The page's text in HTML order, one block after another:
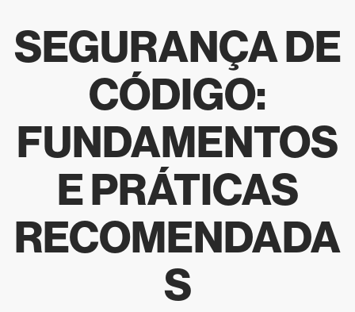
SEGURANÇA DE
CÓDIGO:
FUNDAMENTOS
E PRÁTICAS
RECOMENDADA
S